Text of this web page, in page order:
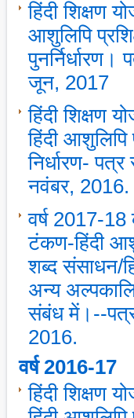
हिंदी शिक्षण
आशुलिपि
जून, 2017
हिंदी शिक्षण
हिंदी
निर्धारण-
नवंबर, 2016.
वर्ष 2017-18
टंकण-हिंदी
शब्‍द संसाधन/
अन्‍य
संबंध में।--
2016.
वर्ष 2016-17
हिंदी शिक्षण